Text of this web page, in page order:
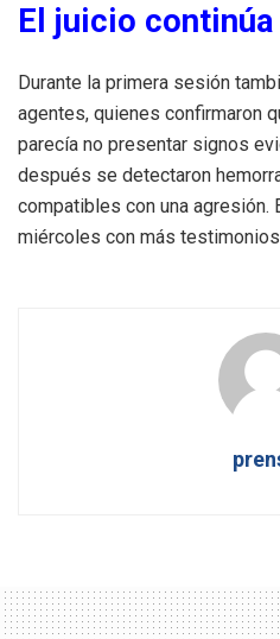
El juicio continúa
Durante la primera sesión
agentes, quienes confirmaron
parecía no presentar signos
después se detectaron
compatibles con una agresión.
miércoles con más